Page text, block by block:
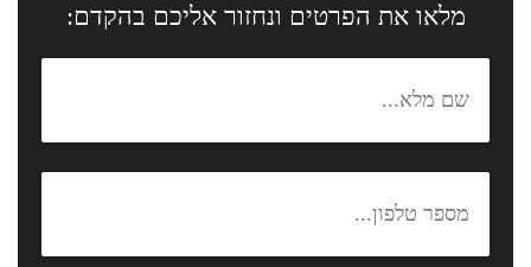
מלאו את הפרטים ונחזור אליכם בהקדם: